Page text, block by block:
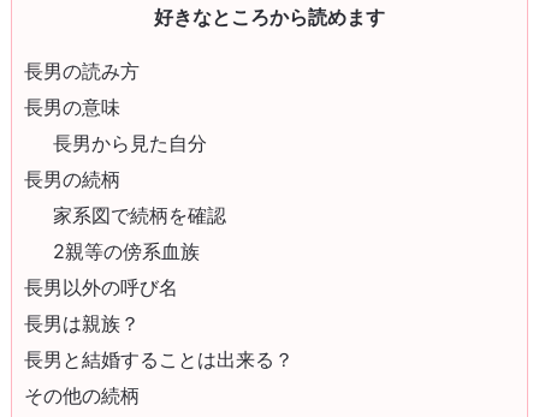
好きなところから読めます
長男の読み方
長男の意味
長男から見た自分
長男の続柄
家系図で続柄を確認
2親等の傍系血族
長男以外の呼び名
長男は親族？
長男と結婚することは出来る？
その他の続柄